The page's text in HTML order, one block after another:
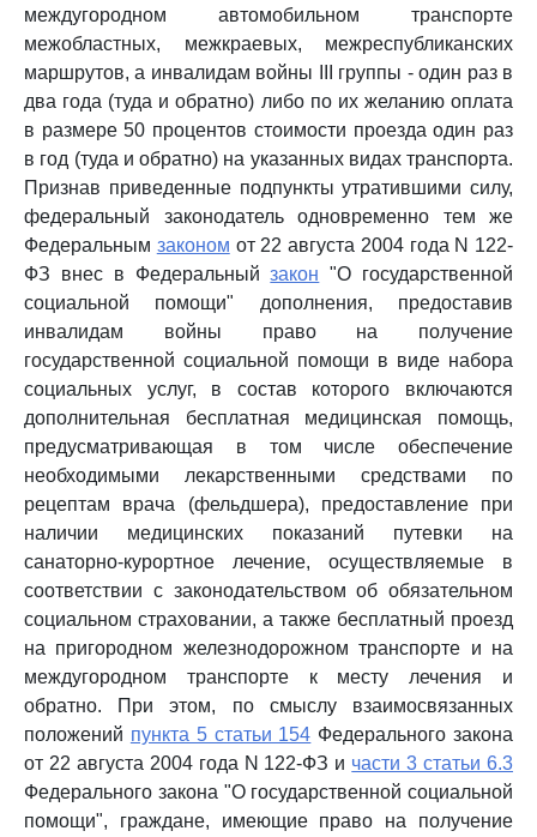
междугородном автомобильном транспорте
межобластных, межкраевых, межреспубликанских
маршрутов, а инвалидам войны III группы - один раз в
два года (туда и обратно) либо по их желанию оплата
в размере 50 процентов стоимости проезда один раз
в год (туда и обратно) на указанных видах транспорта.
Признав приведенные подпункты утратившими силу,
федеральный законодатель одновременно тем же
Федеральным законом от 22 августа 2004 года N 122-
ФЗ внес в Федеральныйзакон "О государственной
социальной помощи" дополнения, предоставив
инвалидам войны право на получение
государственной социальной помощи в виде набора
социальных услуг, в состав которого включаются
дополнительная бесплатная медицинская помощь,
предусматривающая в том числе обеспечение
необходимыми лекарственными средствами по
рецептам врача (фельдшера), предоставление при
наличии медицинских показаний путевки на
санаторно-курортное лечение, осуществляемые в
соответствии с законодательством об обязательном
социальном страховании, а также бесплатный проезд
на пригородном железнодорожном транспорте и на
междугородном транспорте к месту лечения и
обратно. При этом, по смыслу взаимосвязанных
положений пункта 5 статьи 154 Федерального закона
от 22 августа 2004 года N 122-ФЗ и части 3 статьи 6.3
Федерального закона "О государственной социальной
помощи", граждане, имеющие право на получение